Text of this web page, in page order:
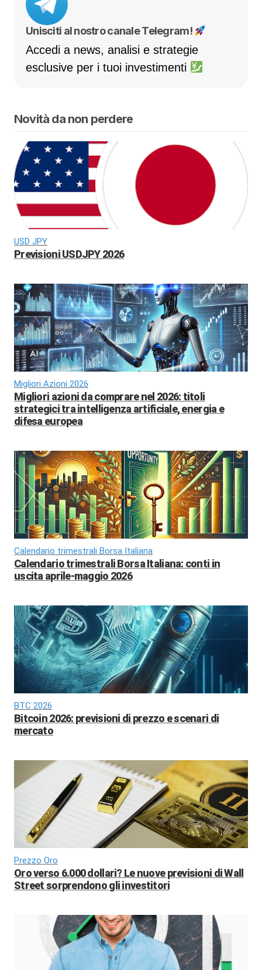
Unisciti al nostro canale Telegram!
Accedi a news, analisi e strategie
esclusive per i tuoi investimenti
Novità da non perdere
USD JPY
Previsioni USDJPY 2026
Migliori Azioni 2026
Migliori azioni da comprare nel 2026: titoli
strategici tra intelligenza artificiale, energia e
difesa europea
Calendario trimestrali Borsa Italiana
Calendario trimestrali Borsa Italiana: conti in
uscita aprile-maggio 2026
BTC 2026
Bitcoin 2026: previsioni di prezzo e scenari di
mercato
Prezzo Oro
Oro verso 6.000 dollari? Le nuove previsioni di Wall
Street sorprendono gli investitori